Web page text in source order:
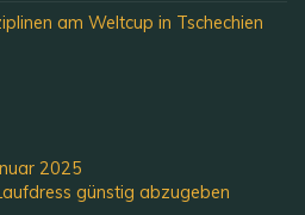
am Weltcup in Tschechien
2025
günstig abzugeben